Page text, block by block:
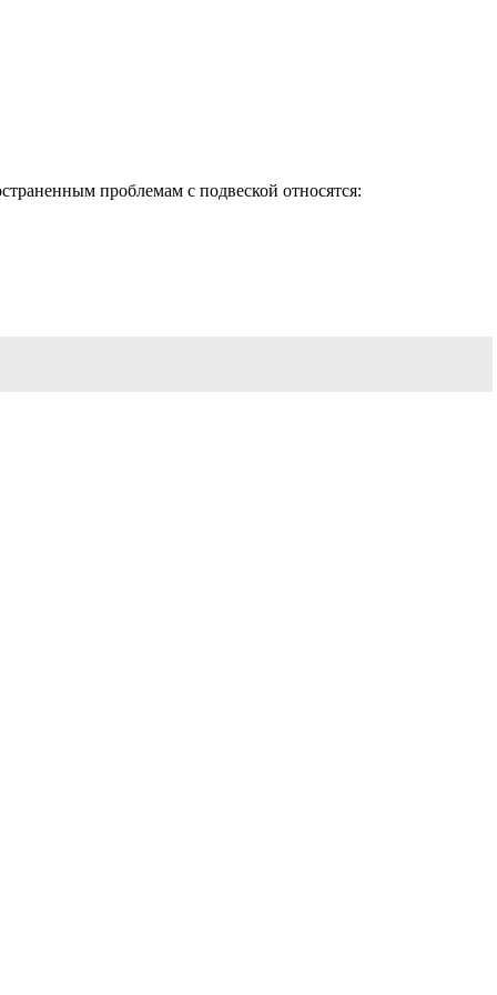
проблемам с подвеской относятся: